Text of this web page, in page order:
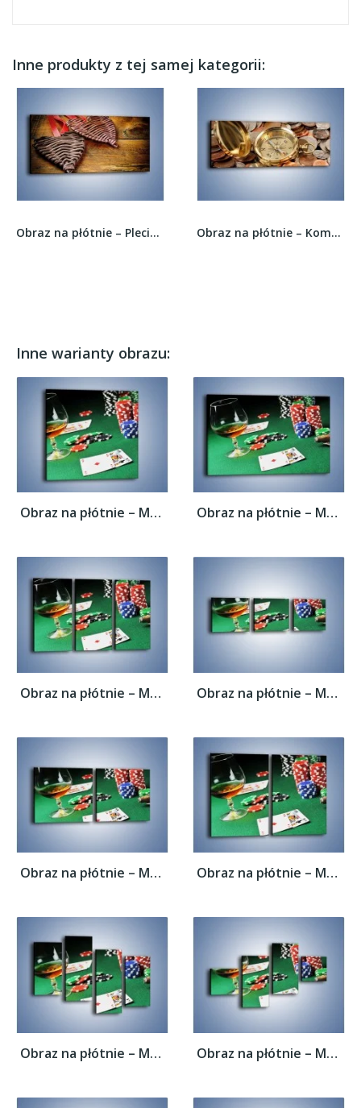
Inne produkty z tej samej kategorii:
Obraz na płótnie – Plecione serca na drewnie –... Obraz na płótnie – Kompas zatopiony w monetach...
Inne warianty obrazu:
Obraz na płótnie – Mocne wrażenia w... Obraz na płótnie – Mocne wrażenia w...
Obraz na płótnie – Mocne wrażenia w... Obraz na płótnie – Mocne wrażenia w...
Obraz na płótnie – Mocne wrażenia w... Obraz na płótnie – Mocne wrażenia w...
Obraz na płótnie – Mocne wrażenia w... Obraz na płótnie – Mocne wrażenia w...